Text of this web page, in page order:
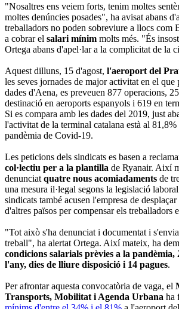
"Nosaltres ens veiem forts, tenim moltes
moltes denúncies posades", ha avisat abans
treballadors no poden sobreviure a llocs com
a cobrar el salari mínim molts més. "És
Ortega abans d'apel·lar a la complicitat de la
Aquest dilluns, 15 d'agost, l'aeroport del
les seves jornades de major activitat en el que
dades d'Aena, es preveuen 877 operacions,
destinació en aeroports espanyols i 619 en
Si es compara amb les dades del 2019, just
l'activitat de la terminal catalana està al
pandèmia de Covid-19.
Les peticions dels sindicats es basen a
col·lectiu per a la plantilla de Ryanair. Així
denunciat quatre nous acomiadaments de
una mesura il·legal segons la legislació
sindicats també acusen l'empresa de
d'altres països per compensar els treballadors
"Tot això s'ha denunciat i documentat i
treball", ha alertat Ortega. Així mateix, ha
condicions salarials prèvies a la pandèmia,
l'any, dies de lliure disposició i 14 pagues.
Per afrontar aquesta convocatòria de vaga, el
Transports, Mobilitat i Agenda Urbana ha